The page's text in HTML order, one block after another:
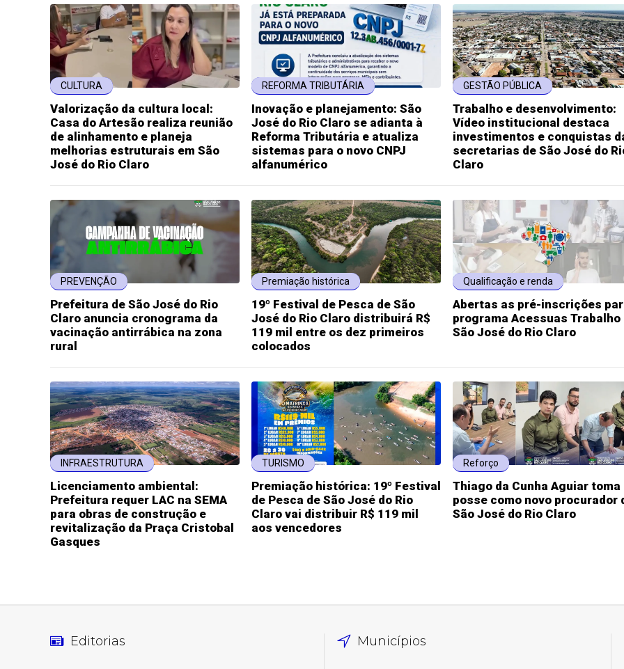
CULTURA
Valorização da cultura local:
Casa do Artesão realiza reunião
de alinhamento e planeja
melhorias estruturais em São
José do Rio Claro
REFORMA TRIBUTÁRIA
Inovação e planejamento: São
José do Rio Claro se adianta à
Reforma Tributária e atualiza
sistemas para o novo CNPJ
alfanumérico
GESTÃO PÚBLICA
Trabalho e desenvolvimento:
Vídeo institucional destaca
investimentos e conquistas
secretarias de São José do
Claro
PREVENÇÃO
Prefeitura de São José do Rio
Claro anuncia cronograma da
vacinação antirrábica na zona
rural
Premiação histórica
19º Festival de Pesca de São
José do Rio Claro distribuirá R$
119 mil entre os dez primeiros
colocados
Qualificação e renda
Abertas as pré-inscrições
programa Acessuas Trabalho
São José do Rio Claro
INFRAESTRUTURA
Licenciamento ambiental:
Prefeitura requer LAC na SEMA
para obras de construção e
revitalização da Praça Cristobal
Gasques
TURISMO
Premiação histórica: 19º Festival
de Pesca de São José do Rio
Claro vai distribuir R$ 119 mil
aos vencedores
Reforço
Thiago da Cunha Aguiar toma
posse como novo procurador
São José do Rio Claro
Editorias Municípios